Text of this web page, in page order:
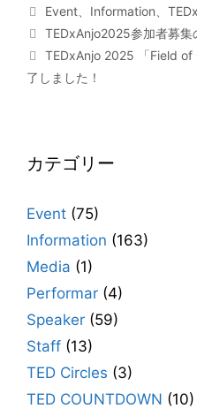
カ
テ
リ
ー
Event Information 、
TEDxAnjo2025参加者募集
TEDxAnjo 2025 「Field
了しました！
カテゴリー
Event (75)
Information (163)
Media (1)
Performar (4)
Speaker (59)
Staff (13)
TED Circles (3)
TED COUNTDOWN (10)